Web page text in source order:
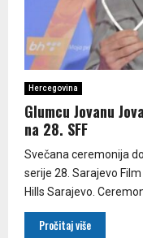
Hercegovina
Glumcu Jovanu
na 28. SFF
Svečana ceremonija
serije 28. Sarajevo
Hills Sarajevo.
Pročitaj više